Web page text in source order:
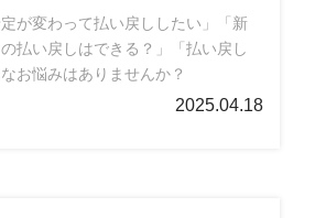
が変わって払い戻ししたい」「新
払い戻しはできる？」「払い戻し
お悩みはありませんか？
2025.04.18